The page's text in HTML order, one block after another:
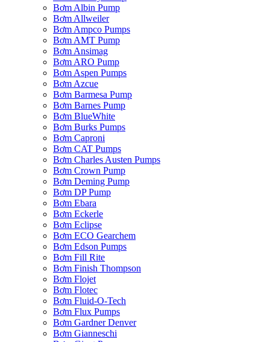
Bơm Albin Pump
Bơm Allweiler
Bơm Ampco Pumps
Bơm AMT Pump
Bơm Ansimag
Bơm ARO Pump
Bơm Aspen Pumps
Bơm Azcue
Bơm Barmesa Pump
Bơm Barnes Pump
Bơm BlueWhite
Bơm Burks Pumps
Bơm Caproni
Bơm CAT Pumps
Bơm Charles Austen Pumps
Bơm Crown Pump
Bơm Deming Pump
Bơm DP Pump
Bơm Ebara
Bơm Eckerle
Bơm Eclipse
Bơm ECO Gearchem
Bơm Edson Pumps
Bơm Fill Rite
Bơm Finish Thompson
Bơm Flojet
Bơm Flotec
Bơm Fluid-O-Tech
Bơm Flux Pumps
Bơm Gardner Denver
Bơm Gianneschi